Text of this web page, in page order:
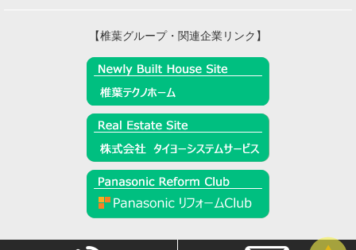
【椎葉グループ・関連企業リンク】